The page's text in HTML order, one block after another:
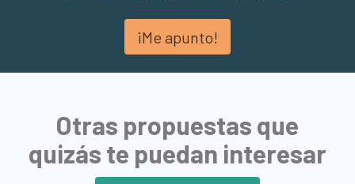
¡Me apunto!
Otras propuestas que
quizás te puedan interesar